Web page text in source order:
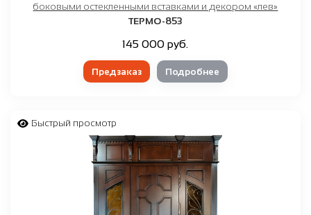
боковыми остекленными вставками и декором «лев»
ТЕРМО-853
145 000 руб.
Предзаказ Подробнее
Быстрый просмотр